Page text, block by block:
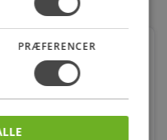
44020008
kr.
PRÆFERENCER